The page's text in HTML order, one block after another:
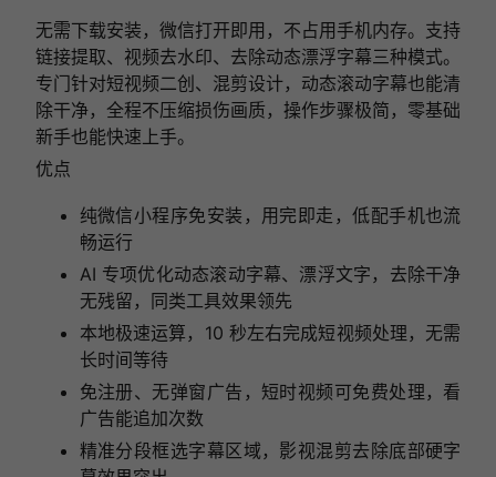
无需下载安装，微信打开即用，不占用手机内存。支持
链接提取、视频去水印、去除动态漂浮字幕三种模式。
专门针对短视频二创、混剪设计，动态滚动字幕也能清
除干净，全程不压缩损伤画质，操作步骤极简，零基础
新手也能快速上手。
优点
纯微信小程序免安装，用完即走，低配手机也流
畅运行
AI 专项优化动态滚动字幕、漂浮文字，去除干净
无残留，同类工具效果领先
本地极速运算，10 秒左右完成短视频处理，无需
长时间等待
免注册、无弹窗广告，短时视频可免费处理，看
广告能追加次数
精准分段框选字幕区域，影视混剪去除底部硬字